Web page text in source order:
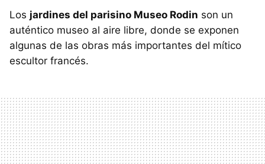
Los jardines del parisino Museo Rodin son un
auténtico museo al aire libre, donde se exponen
algunas de las obras más importantes del mítico
escultor francés.